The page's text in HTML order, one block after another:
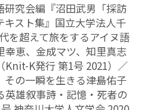
究会編『沼田武男「採訪
スト集』国立大学法人千
を超えて旅をするアイヌ語
恵、金成マツ、知里真志
K発行 第1号 2021）／
の一瞬を生きる――津島佑子
英雄叙事詩・記憶・死者の